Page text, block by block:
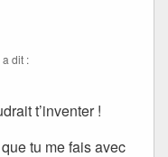
a dit :
t’inventer !
tu me fais avec